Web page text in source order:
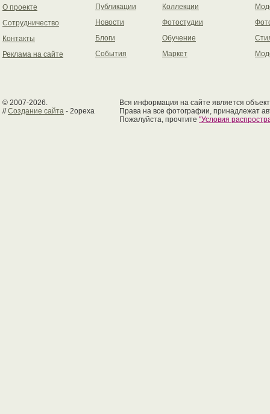
О проекте
Сотрудничество
Контакты
Реклама на сайте
Публикации
Новости
Блоги
События
Коллекции
Фотостудии
Обучение
Маркет
© 2007-2026.
//Создание сайта - 2opexa
Вся информация на сайте является
Права на все фотографии, принадлежат
Пожалуйста, прочтите "Условия